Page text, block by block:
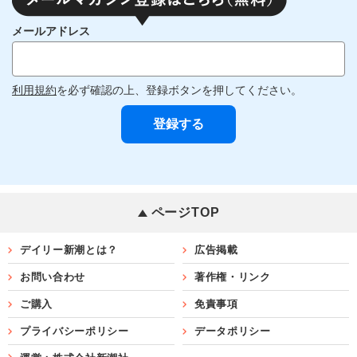
メールアドレス
利用規約を必ず確認の上、登録ボタンを押してください。
ページTOP
デイリー新潮とは？ 広告掲載
お問い合わせ 著作権・リンク
ご購入 免責事項
プライバシーポリシー データポリシー